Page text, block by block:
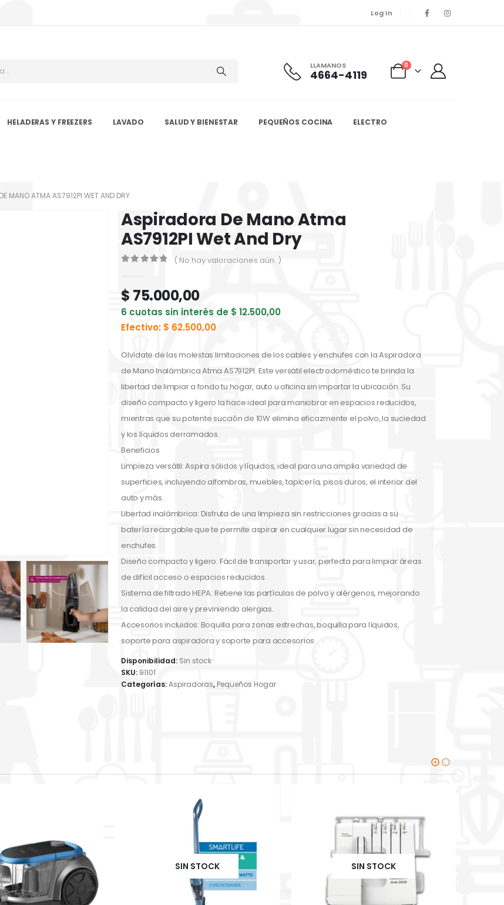
Log In
LLAMANOS
4664-4119
0
HELADERAS Y FREEZERS LAVADO SALUD Y BIENESTAR PEQUEÑOS COCINA ELECTRO
MANO ATMA AS7912PI WET AND DRY
Aspiradora De Mano Atma
AS7912PI Wet And Dry
( No hay valoraciones aún. )
$ 75.000,00
6 cuotas sin interés de $ 12.500,00
Efectivo: $ 62.500,00
Olvídate de las molestas limitaciones de los cables y enchufes con la Aspiradora
de Mano Inalámbrica Atma AS7912PI. Este versátil electrodoméstico te brinda la
libertad de limpiar a fondo tu hogar, auto u oficina sin importar la ubicación. Su
diseño compacto y ligero la hace ideal para maniobrar en espacios reducidos,
mientras que su potente succión de 10W elimina eficazmente el polvo, la suciedad
y los líquidos derramados.
Beneficios
Limpieza versátil: Aspira sólidos y líquidos, ideal para una amplia variedad de
superficies, incluyendo alfombras, muebles, tapicería, pisos duros, el interior del
auto y más.
Libertad inalámbrica: Disfruta de una limpieza sin restricciones gracias a su
batería recargable que te permite aspirar en cualquier lugar sin necesidad de
enchufes.
Diseño compacto y ligero: Fácil de transportar y usar, perfecta para limpiar áreas
de difícil acceso o espacios reducidos.
Sistema de filtrado HEPA: Retiene las partículas de polvo y alérgenos, mejorando
la calidad del aire y previniendo alergias.
Accesorios incluidos: Boquilla para zonas estrechas, boquilla para líquidos,
soporte para aspiradora y soporte para accesorios.
Disponibilidad: Sin stock
SKU: 91101
Categorías:Aspiradoras, Pequeños Hogar
SIN STOCK SIN STOCK